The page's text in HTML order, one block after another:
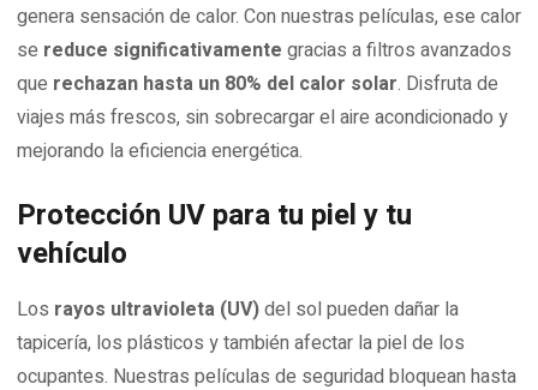
genera sensación de calor. Con nuestras películas, ese calor
se reduce significativamente gracias a filtros avanzados
que rechazan hasta un 80% del calor solar. Disfruta de
viajes más frescos, sin sobrecargar el aire acondicionado y
mejorando la eficiencia energética.
Protección UV para tu piel y tu
vehículo
Los rayos ultravioleta (UV)del sol pueden dañar la
tapicería, los plásticos y también afectar la piel de los
ocupantes. Nuestras películas de seguridad bloquean hasta